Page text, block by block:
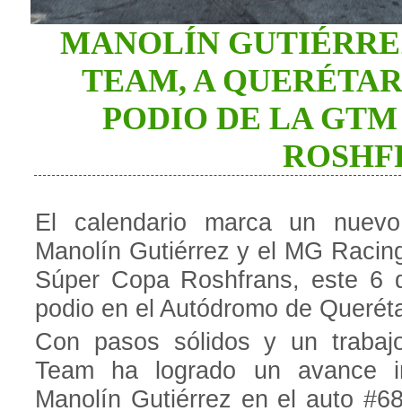
MANOLÍN
TEAM, A
PODIO DE LA GTM
El calendario marca un
Manolín Gutiérrez y el MG
Súper Copa Roshfrans, este 6
podio en el Autódromo de
Con pasos sólidos y un
Team ha logrado un avance
Manolín Gutiérrez en el auto